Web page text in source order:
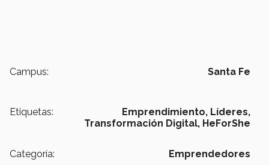
Campus: Santa Fe
Etiquetas: Emprendimiento, Líderes,
Transformación Digital, HeForShe
Categoría: Emprendedores